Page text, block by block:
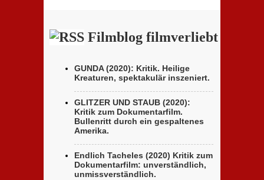
Filmblog filmverliebt
GUNDA (2020): Kritik. Heilige
Kreaturen, spektakulär inszeniert.
GLITZER UND STAUB (2020):
Kritik zum Dokumentarfilm.
Bullenritt durch ein gespaltenes
Amerika.
Endlich Tacheles (2020) Kritik zum
Dokumentarfilm: unverständlich,
unmissverständlich.